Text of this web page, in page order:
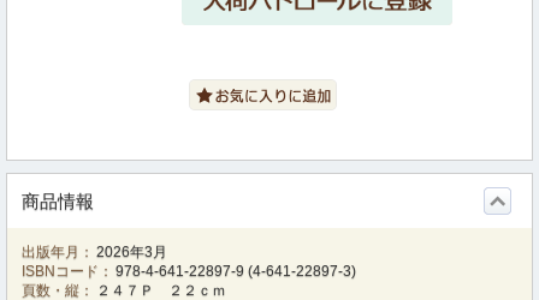
商品情報
出版年月： 2026年3月
ISBNコード： 978-4-641-22897-9 (4-641-22897-3)
頁数・縦：
２４７Ｐ ２２ｃｍ